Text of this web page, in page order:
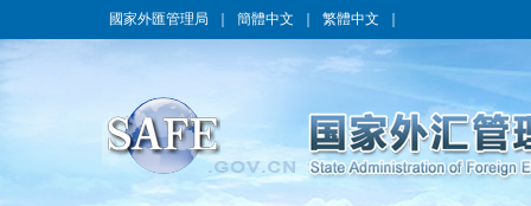
國家外匯管理局 簡體中文 繁體中文